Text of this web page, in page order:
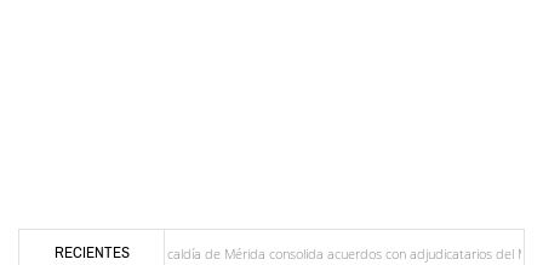
RECIENTESAlcaldía de Mérida consolida acuerdos con adjudicatarios del Mercado